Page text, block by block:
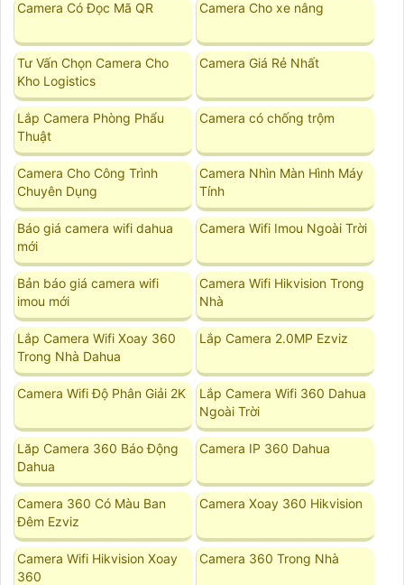
Camera Có Đọc Mã QR Camera Cho xe nâng
Tư Vấn Chọn Camera Cho
Kho Logistics
Camera Giá Rẻ Nhất
Lắp Camera Phòng Phẩu
Thuật
Camera có chống trộm
Camera Cho Công Trình
Chuyên Dụng
Camera Nhìn Màn Hình Máy
Tính
Báo giá camera wifi dahua
mới
Camera Wifi Imou Ngoài Trời
Bản báo giá camera wifi
imou mới
Camera Wifi Hikvision Trong
Nhà
Lắp Camera Wifi Xoay 360
Trong Nhà Dahua
Lắp Camera 2.0MP Ezviz
Camera Wifi Độ Phân Giải 2K
Lắp Camera Wifi 360 Dahua
Ngoài Trời
Lăp Camera 360 Báo Động
Dahua
Camera IP 360 Dahua
Camera 360 Có Màu Ban
Đêm Ezviz
Camera Xoay 360 Hikvision
Camera Wifi Hikvision Xoay
360
Camera 360 Trong Nhà